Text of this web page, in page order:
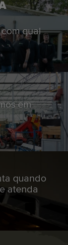
qual
em
quando
atenda